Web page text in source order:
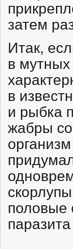
затем
Итак,
в
в
и рыбка
жабры
половые